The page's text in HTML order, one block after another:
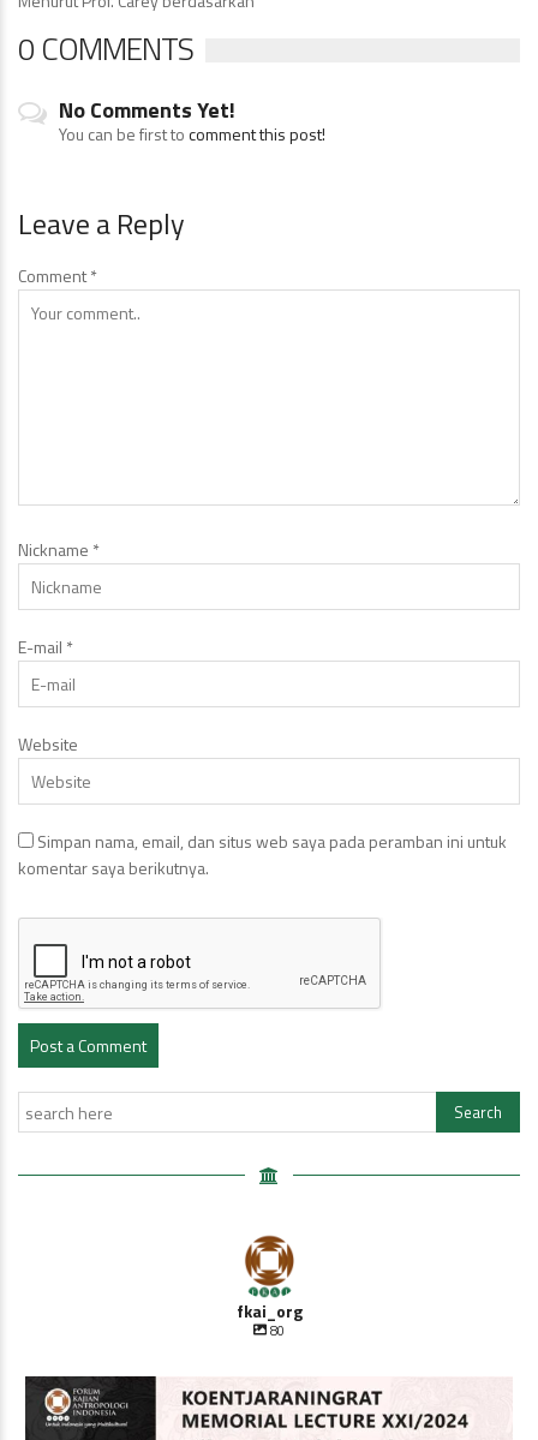
0 COMMENTS
No Comments Yet!
You can be first tocomment this post!
Leave a Reply
Comment*
Nickname *
E-mail *
Website
Simpan nama, email, dan situs web saya pada peramban ini untuk
komentar saya berikutnya.
fkai_org
80
Oleh Prof Dr. Sulistyowati Irianto
Saat ini ...